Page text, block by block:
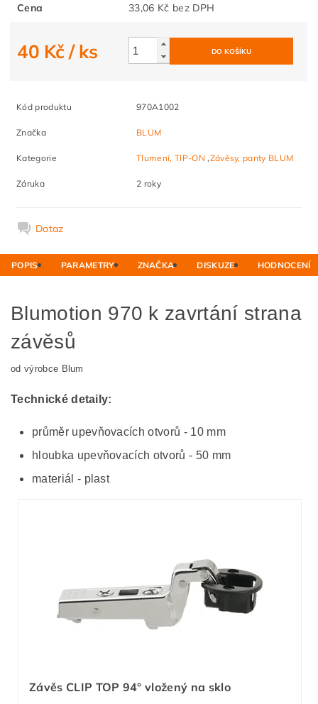
Cena 33,06 Kč bez DPH
40 Kč/ ks
Kód produktu 970A1002
Značka BLUM
Kategorie Tlumení, TIP-ON ,Závěsy, panty BLUM
Záruka 2 roky
Dotaz
POPIS PARAMETRY ZNAČKA DISKUZE HODNOCENÍ
Blumotion 970 k zavrtání strana
závěsů
od výrobce Blum
Technické detaily:
průměr upevňovacích otvorů - 10 mm
hloubka upevňovacích otvorů - 50 mm
materiál - plast
Závěs CLIP TOP 94° vložený na sklo